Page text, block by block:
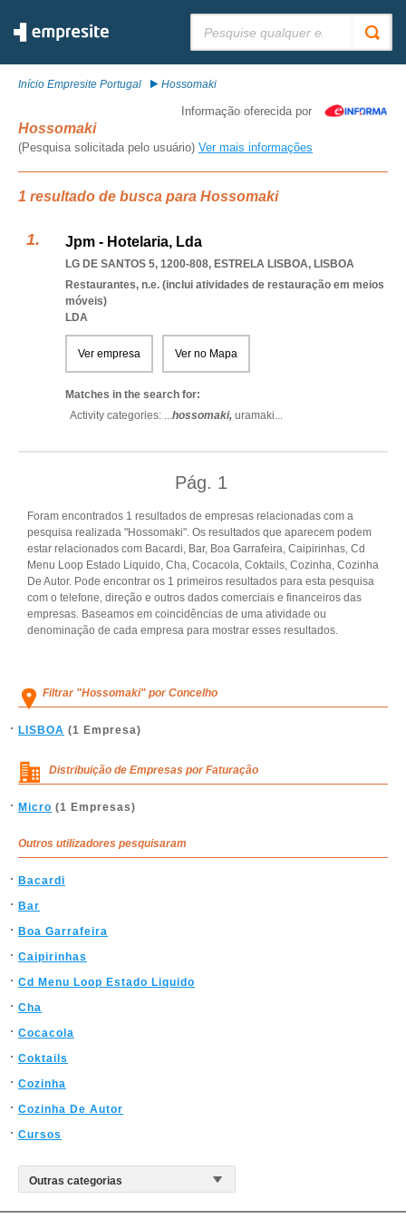
Início Empresite Portugal Hossomaki
Informação oferecida por
Hossomaki
(Pesquisa solicitada pelo usuário) Ver mais informações
1 resultado de busca para Hossomaki
Jpm - Hotelaria, Lda
LG DE SANTOS 5, 1200-808, ESTRELA LISBOA, LISBOA
Restaurantes, n.e. (inclui atividades de restauração em meios
móveis)
LDA
Ver empresa Ver no Mapa
Matches in the search for:
Activity categories: ...hossomaki, uramaki...
Pág. 1
Foram encontrados 1 resultados de empresas relacionadas com a
pesquisa realizada "Hossomaki". Os resultados que aparecem podem
estar relacionados com Bacardi, Bar, Boa Garrafeira, Caipirinhas, Cd
Menu Loop Estado Liquido, Cha, Cocacola, Coktails, Cozinha, Cozinha
De Autor. Pode encontrar os 1 primeiros resultados para esta pesquisa
com o telefone, direção e outros dados comerciais e financeiros das
empresas. Baseamos em coincidências de uma atividade ou
denominação de cada empresa para mostrar esses resultados.
Filtrar "Hossomaki" por Concelho
LISBOA (1 Empresa)
Distribuição de Empresas por Faturação
Micro (1 Empresas)
Outros utilizadores pesquisaram
Bacardi
Bar
Boa Garrafeira
Caipirinhas
Cd Menu Loop Estado Liquido
Cha
Cocacola
Coktails
Cozinha
Cozinha De Autor
Cursos